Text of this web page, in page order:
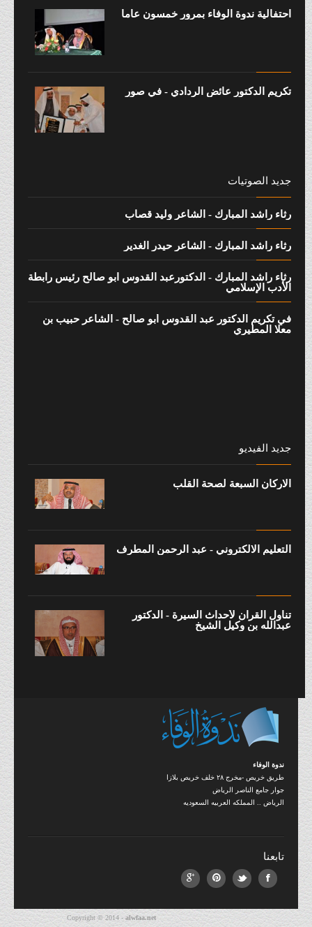
احتفالية ندوة الوفاء بمرور خمسون عاماً
تكريم الدكتور عائض الردادي - في صور
جديد الصوتيات
رثاء راشد المبارك - الشاعر وليد قصاب
رثاء راشد المبارك - الشاعر حيدر الغدير
رثاء راشد المبارك - الدكتورعبد القدوس ابو صالح رئيس رابطة
الأدب الإسلامي
في تكريم الدكتور عبد القدوس أبو صالح - الشاعر حبيب بن
معلا المطيري
جديد الفيديو
الاركان السبعة لصحة القلب
التعليم الالكتروني - عبد الرحمن المطرف
تناول القران لأحداث السيرة - الدكتور
عبدالله بن وكيل الشيخ
ندوة الوفاء
طريق خريص -مخرج ٢٨ خلف خريص بلازا
جوار جامع الناصر الرياض
الرياض .. المملكه العربيه السعوديه
تابعنا
Copyright © 2014 - alwfaa.net